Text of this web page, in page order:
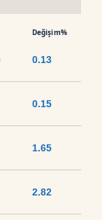
Değişim%
0.13
0.15
1.65
2.82